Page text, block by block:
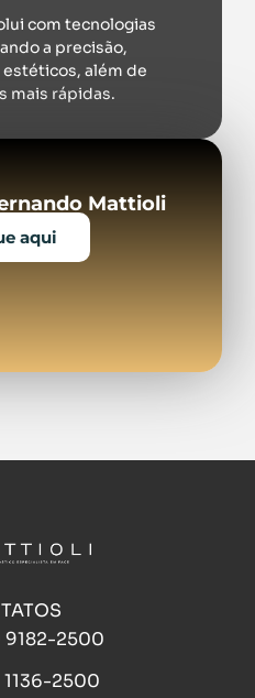
com tecnologias
a precisão,
além de
mais rápidas.
Mattioli
aqui
9182-2500
1136-2500